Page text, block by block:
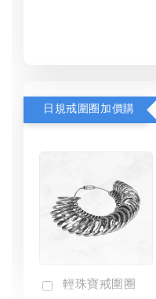
日規戒圍圈加價購
輕珠寶戒圍圈